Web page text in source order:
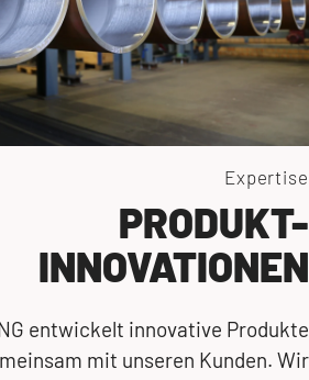
Expertise
PRODUKT-
INNOVATIONEN
entwickelt innovative Produkte
mit unseren Kunden. Wir